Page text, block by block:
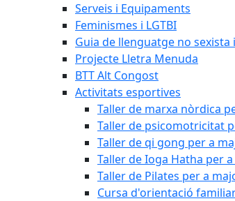
Serveis i Equipaments
Feminismes i LGTBI
Guia de llenguatge no sexista
Projecte Lletra Menuda
BTT Alt Congost
Activitats esportives
Taller de marxa nòrdica
Taller de psicomotricitat
Taller de qi gong per a
Taller de Ioga Hatha per
Taller de Pilates per a
Cursa d'orientació